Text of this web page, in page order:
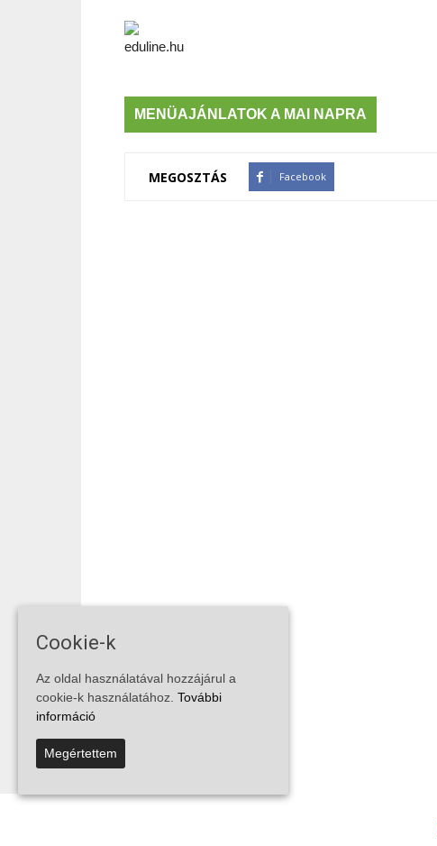
eduline.hu
MENÜAJÁNLATOK A MAI NAPRA
MEGOSZTÁS Facebook
Cookie-k
Az oldal használatával hozzájárul a
cookie-k használatához. További
információ
Megértettem